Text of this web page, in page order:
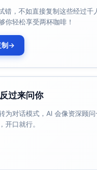
基于评论量作为可视化市场
品在主流平台累计评论量作为
部玩家，未覆盖长尾。
n=17k）：AquaLite约52.9%
围内，AquaLite具相对领先
封+轻量组合）。
）：重外观与礼品，功能“弱
）：重耐用与速度（履约/
）：重性价比与
论量分布由用户提供评论数估
错，不如直接复制这些经过
你轻松享受两杯咖啡！
制→
过来问你
为对话模式，AI 会像资深顾
开口就行。